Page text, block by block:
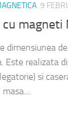
9
magneti
dimensiunea
Este realizata
si